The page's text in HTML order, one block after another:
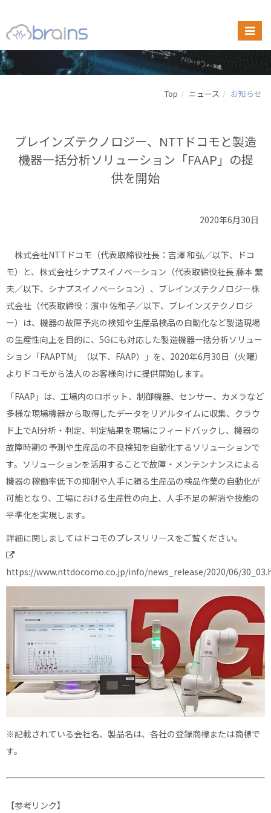
Top ニュース お知らせ
ブレインズテクノロジー、NTTドコモと製造
機器一括分析ソリューション「FAAP」の提
供を開始
2020年6月30日
株式会社NTTドコモ（代表取締役社長：吉澤 和弘／以下、ドコ
モ）と、株式会社シナプスイノベーション（代表取締役社長 藤本 繁
夫／以下、シナプスイノベーション）、ブレインズテクノロジー株
式会社（代表取締役：濱中 佐和子／以下、ブレインズテクノロジ
ー）は、機器の故障予兆の検知や生産品検品の自動化など製造現場
の生産性向上を目的に、5Gにも対応した製造機器一括分析ソリュー
ション「FAAPTM」（以下、FAAP）」を、2020年6月30日（火曜）
よりドコモから法人のお客様向けに提供開始します。
「FAAP」は、工場内のロボット、制御機器、センサー、カメラなど
多様な現場機器から取得したデータをリアルタイムに収集、クラウ
ド上でAI分析・判定、判定結果を現場にフィードバックし、機器の
故障時期の予測や生産品の不良検知を自動化するソリューションで
す。ソリューションを活用することで故障・メンテンナンスによる
機器の稼働率低下の抑制や人手に頼る生産品の検品作業の自動化が
可能となり、工場における生産性の向上、人手不足の解消や技能の
平準化を実現します。
詳細に関しましてはドコモのプレスリリースをご覧ください。
https://www.nttdocomo.co.jp/info/news_release/2020/06/
※記載されている会社名、製品名は、各社の登録商標または商標で
す。
【参考リンク】